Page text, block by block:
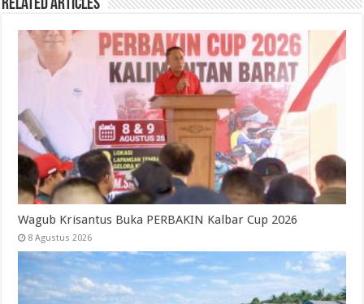
Related Articles
Wagub Krisantus Buka PERBAKIN Kalbar Cup 2026
8 Agustus 2026